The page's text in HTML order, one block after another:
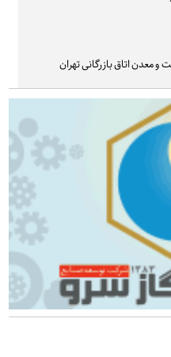
اتاق بازرگانی تهران